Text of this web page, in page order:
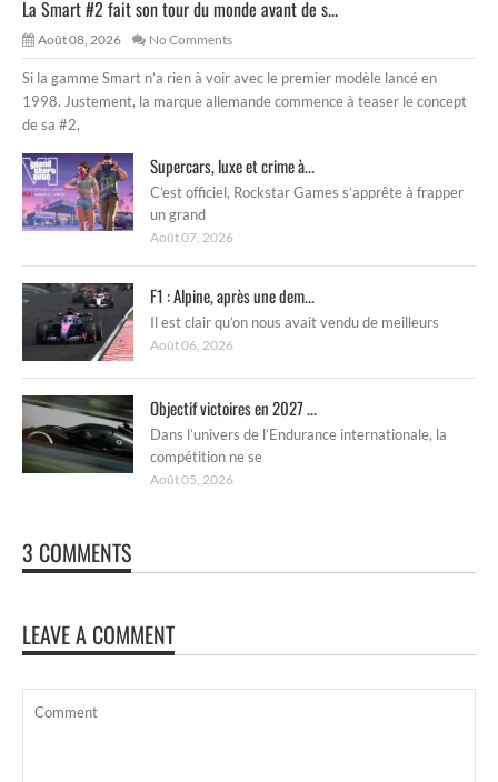
La Smart #2 fait son tour du monde avant de s...
Août 08, 2026 No Comments
Si la gamme Smart n’a rien à voir avec le premier modèle lancé en
1998. Justement, la marque allemande commence à teaser le concept
de sa #2,
Supercars, luxe et crime à...
C’est officiel, Rockstar Games s’apprête à frapper
un grand
Août 07, 2026
F1 : Alpine, après une dem...
Il est clair qu’on nous avait vendu de meilleurs
Août 06, 2026
Objectif victoires en 2027 ...
Dans l’univers de l’Endurance internationale, la
compétition ne se
Août 05, 2026
3 COMMENTS
LEAVE A COMMENT